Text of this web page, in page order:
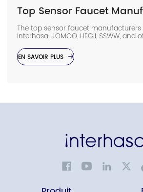
The top sensor faucet
Interhasa, JOMOO, HEGII, SSWW,
capabilities, OEM/ODM support, and
project experience. They provide
hotels, hospitals, airports, offices, and
EN SAVOIR PLUS